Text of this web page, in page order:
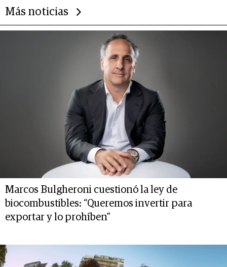
Más noticias
Marcos Bulgheroni cuestionó la ley de
biocombustibles: “Queremos invertir para
exportar y lo prohíben”